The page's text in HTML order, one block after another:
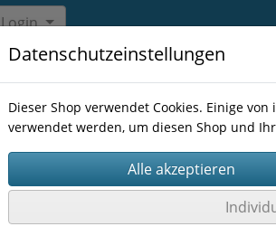
Login
Datenschutzeinstellungen
Dieser Shop verwendet Cookies. Einige
verwendet werden, um diesen Shop und